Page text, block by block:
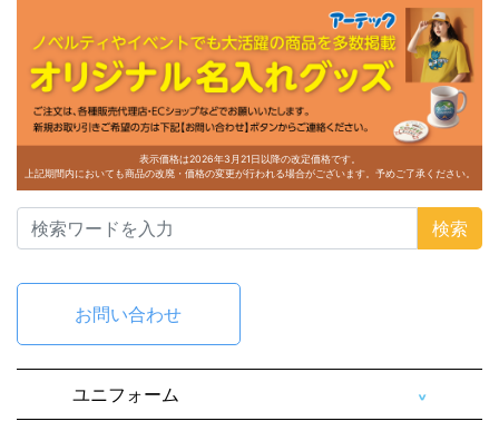
表示価格は2026年3月21日以降の改定価格です。
上記期間内においても商品の改廃・価格の変更が行われる場合がございます。予めご了承ください。
検索
お問い合わせ
ユニフォーム